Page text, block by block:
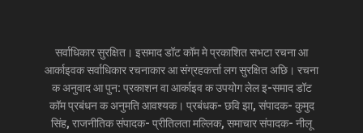
सर्वाधिकार सुरक्षित। इसमाद डॉट कॉम मे प्रकाशित सभटा रचना आ
आर्काइवक सर्वाधिकार रचनाकार आ संग्रहकर्त्ता लग सुरक्षित अछि। रचना
क अनुवाद आ पुन: प्रकाशन वा आर्काइव क उपयोग लेल इ-समाद डॉट
कॉम प्रबंधन क अनुमति आवश्यक। प्रबंधक- छवि झा, संपादक- कुमुद
सिंह, राजनीतिक संपादक- प्रीतिलता मल्लिक, समाचार संपादक- नीलू